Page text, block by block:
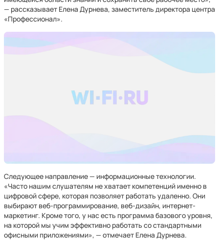
— рассказывает Елена Дурнева, заместитель директора центра
«Профессионал».
Следующее направление — информационные технологии.
«Часто нашим слушателям не хватает компетенций именно в
цифровой сфере, которая позволяет работать удаленно. Они
выбирают веб-программирование, веб-дизайн, интернет-
маркетинг. Кроме того, у нас есть программа базового уровня,
на которой мы учим эффективно работать со стандартными
офисными приложениями», — отмечает Елена Дурнева.